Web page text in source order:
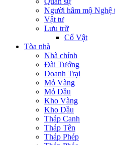
Người hâm mộ Nghệ
Vật tư
Lưu trữ
Cổ Vật
Tòa nhà
Nhà chính
Đài Tướng
Doanh Trại
Mỏ Vàng
Mỏ Dầu
Kho Vàng
Kho Dầu
Tháp Canh
Tháp Tên
Tháp Phép